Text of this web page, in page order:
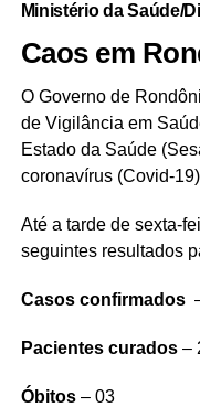
Ministério da Saúde/
Caos em
O Governo de
de Vigilância em
Estado da Saúde
coronavírus (Covid-
Até a tarde de sexta-
seguintes resultados
Casos confirmados
Pacientes curados–
Óbitos– 03